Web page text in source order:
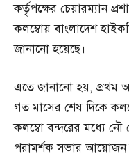
কর্তৃপক্ষের চেয়ারম্যান
কলম্বোয় বাংলাদেশ
জানানো হয়েছে।
এতে জানানো হয়, প্রথম
গত মাসের শেষ দিকে
কলম্বো বন্দরের মধ্যে নৌ
পরামর্শক সভার আয়োজন